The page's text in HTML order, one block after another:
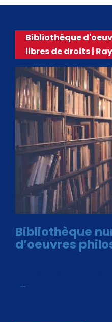
Bibliothèque
libres de droits |
Bibliothèque
d’oeuvres
…